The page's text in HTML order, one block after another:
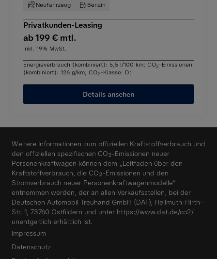
Neufahrzeug
Benzin
Privatkunden-Leasing
ab 199 € mtl.
inkl. 19% MwSt.
Energieverbrauch (kombiniert): 5,5 l/100 km; CO2-Emissionen
(kombiniert): 126 g/km; CO2-Klasse: D;
Details ansehen
Impressum
Datenschutz
Weitere Informationen zum offiziellen Kraftstoffverbrauch und
den offiziellen spezifischen CO₂-Emissionen neuer
Personenkraftwagen können dem „Leitfaden über den
Kraftstoffverbrauch, die CO₂-Emissionen und den
Stromverbrauch neuer Personenkraftwagenmodelle“
entnommen werden, der an allen Verkaufsstellen, bei der
Deutschen Automobil Treuhand GmbH (DAT), Hellmuth-Hirth-
Str. 1, 73760 Ostfildern und unter https://www.dat.de/co2/
unentgeltlich erhältlich ist.